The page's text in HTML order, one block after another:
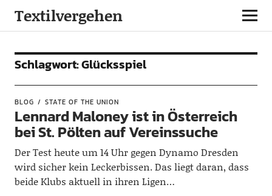
Textilvergehen
Schlagwort:Glücksspiel
BLOG STATE OF THE UNION
Lennard Maloney ist in Österreich
bei St. Pölten auf Vereinssuche
Der Test heute um 14 Uhr gegen Dynamo Dresden
wird sicher kein Leckerbissen. Das liegt daran, dass
beide Klubs aktuell in ihren Ligen…